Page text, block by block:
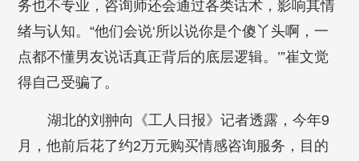
务也不专业，咨询师还会通过各类话术，影响其情
绪与认知。“他们会说‘所以说你是个傻丫头啊，一
点都不懂男友说话真正背后的底层逻辑。’”崔文觉
得自己受骗了。
湖北的刘翀向《工人日报》记者透露，今年9
月，他前后花了约2万元购买情感咨询服务，目的